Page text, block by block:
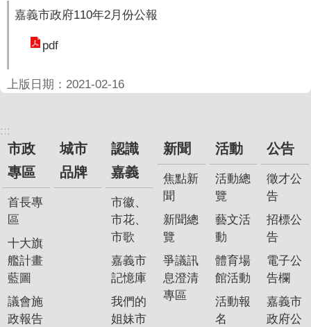
新
機
關
網
站
民
服
務
聯
嘉義市政府110年2月份公報
pdf
上版日期：2021-02-16
:::
市政
專區
首長專
區
十大旗
艦計畫
藍圖
議會施
政報告
城市
品牌
認識
嘉義
市徽、
市花、
市歌
嘉義市
記憶庫
我們的
姐妹市
新聞
焦點新
聞
新聞總
覽
爭議訊
息澄清
專區
活動
活動總
覽
藝文活
動
體育場
館活動
活動報
名
公告
徵才公
告
招標公
告
電子公
告欄
嘉義市
政府公